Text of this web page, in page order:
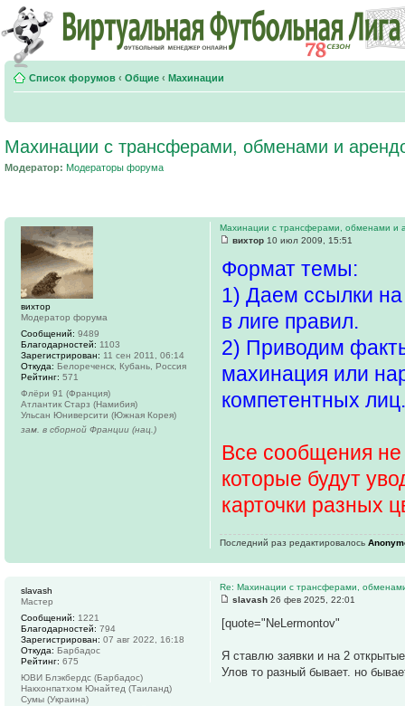
Список форумов ‹ Общие ‹ Махинации
Махинации с трансферами, обменами и
Модератор: Модераторы форума
Махинации с трансферами, обменами и
вихтор 10 июл 2009, 15:51
Формат темы:
1) Даем ссылки
в лиге правил.
2) Приводим
махинация или
компетентных лиц.
Все сообщения не
которые будут
карточки разных
Последний раз редактировалось
вихтор
Модератор форума
Сообщений: 9489
Благодарностей: 1103
Зарегистрирован: 11 сен 2011, 06:14
Откуда: Белореченск, Кубань, Россия
Рейтинг: 571
Флёри 91 (Франция)
Атлантик Старз (Намибия)
Ульсан Юниверсити (Южная Корея)
зам. в сборной Франции (нац.)
Re: Махинации с трансферами,
slavash 26 фев 2025, 22:01
[quote="NeLermontov"
Я ставлю заявки и на 2
Улов то разный бывает. но
slavash
Мастер
Сообщений: 1221
Благодарностей: 794
Зарегистрирован: 07 авг 2022, 16:18
Откуда: Барбадос
Рейтинг: 675
ЮВИ Блэкбердс (Барбадос)
Накхонпатхом Юнайтед (Таиланд)
Сумы (Украина)